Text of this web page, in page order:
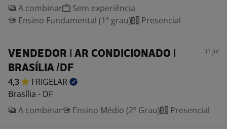
A combinar
Sem experiência
Ensino Fundamental (1º grau)
Presencial
VENDEDOR | AR CONDICIONADO |
BRASÍLIA /DF
31 jul
4,3
FRIGELAR
Brasília - DF
A combinar
Ensino Médio (2º Grau) Presencial